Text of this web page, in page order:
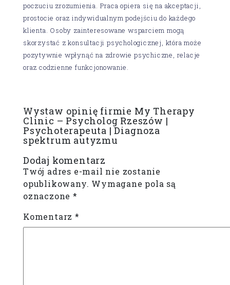
poczuciu zrozumienia. Praca opiera się na akceptacji,
prostocie oraz indywidualnym podejściu do każdego
klienta. Osoby zainteresowane wsparciem mogą
skorzystać z konsultacji psychologicznej, która może
pozytywnie wpłynąć na zdrowie psychiczne, relacje
oraz codzienne funkcjonowanie.
Wystaw opinię firmie My Therapy
Clinic – Psycholog Rzeszów |
Psychoterapeuta | Diagnoza
spektrum autyzmu
Dodaj komentarz
Twój adres e-mail nie zostanie
opublikowany. Wymagane pola są
oznaczone*
Komentarz*